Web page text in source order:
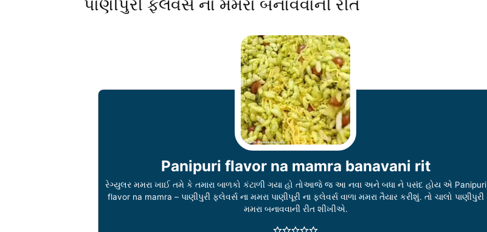
પાણીપુરી ફ્લેવર્સ ના મમરા બનાવવાની રીત
Panipuri flavor na mamra banavani rit
રેગ્યુલર મમરા ખાઈ તમે કે તમારા બાળકો કંટાળી ગયા હો તોઆજે જ આ નવા અને બધા ને પસંદ હોય એ Panipuri
flavor na mamra – પાણીપુરી ફ્લેવર્સ ના મમરા પાણીપૂરી ના ફ્લેવર્સ વાળા મમરા તૈયાર કરીશું. તો ચાલો પાણીપુરી
મમરા બનાવવાની રીત શીખીએ.